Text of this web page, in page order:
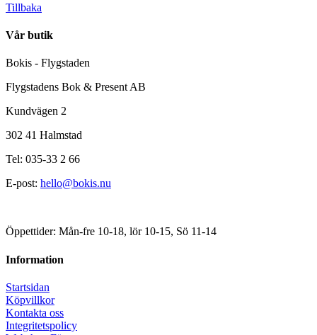
Tillbaka
Vår butik
Bokis - Flygstaden
Flygstadens Bok & Present AB
Kundvägen 2
302 41 Halmstad
Tel: 035-33 2 66
E-post: hello@bokis.nu
Öppettider: Mån-fre 10-18, lör 10-15, Sö 11-14
Information
Startsidan
Köpvillkor
Kontakta oss
Integritetspolicy